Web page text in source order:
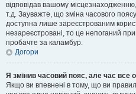
відповідав вашому
т.д. Зауважте, що зміна часового
доступна лише зареєстрованим
незареєстровані, то це непоганий
пробачте за каламбур.
Догори
Я змінив часовий пояс, але час все
Якщо ви впевнені в тому, що ви